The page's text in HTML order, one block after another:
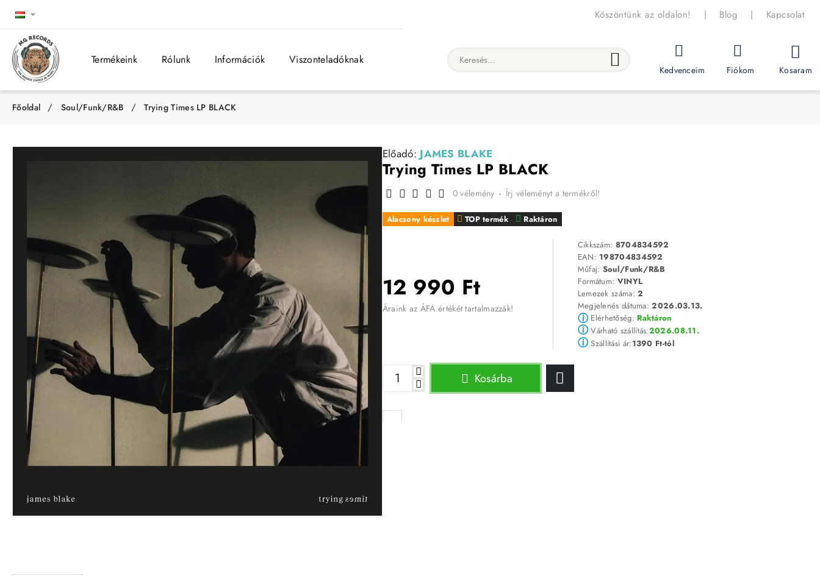
Köszöntünk az oldalon! | Blog | Kapcsolat
Termékeink Rólunk Információk Viszonteladóknak Keresés...
Kedvenceim Fiókom Kosaram
Soul/Funk/R&B Trying Times LP BLACK
Előadó: JAMES BLAKE
Trying Times LP BLACK
TOP termék Raktáron
Alacsony készlet
0 vélemény - Írj véleményt a termékről!
12 990 Ft
Áraink az ÁFA értékét tartalmazzák!
Cikkszám: 8704834592
EAN: 198704834592
Műfaj: Soul/Funk/R&B
Formátum: VINYL
Lemezek száma:2
Megjelenés dátuma:2026.03.13.
ⓘElérhetőség: Raktáron
ⓘVárható szállítás:2026.08.11.
ⓘSzállítási ár:1390 Ft-tól
Kosárba